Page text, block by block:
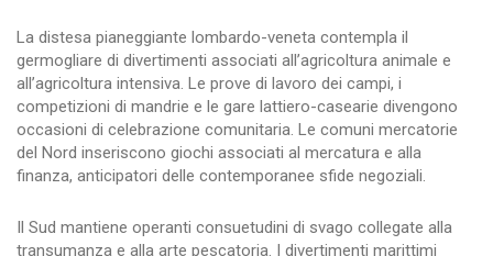
La distesa pianeggiante lombardo-veneta contempla il
germogliare di divertimenti associati all’agricoltura animale e
all’agricoltura intensiva. Le prove di lavoro dei campi, i
competizioni di mandrie e le gare lattiero-casearie divengono
occasioni di celebrazione comunitaria. Le comuni mercatorie
del Nord inseriscono giochi associati al mercatura e alla
finanza, anticipatori delle contemporanee sfide negoziali.
Il Sud mantiene operanti consuetudini di svago collegate alla
transumanza e alla arte pescatoria. I divertimenti marittimi